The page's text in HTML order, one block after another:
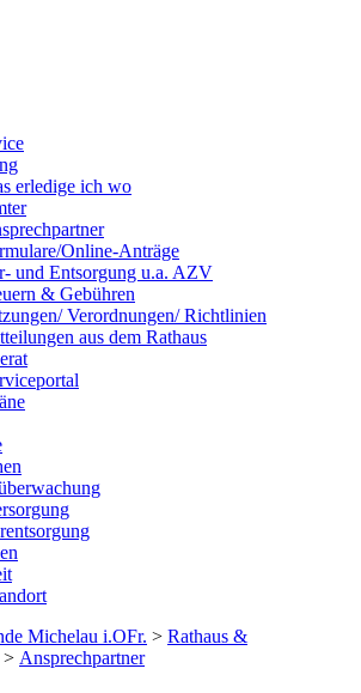
erledige ich wo
Online-Anträge
und Entsorgung u.a. AZV
& Gebühren
Verordnungen/ Richtlinien
aus dem Rathaus
Michelau i.OFr. > Rathaus &
> Ansprechpartner